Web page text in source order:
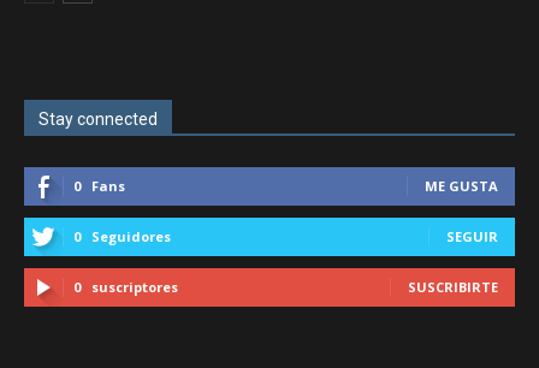
Stay connected
0 Fans ME GUSTA
0 Seguidores SEGUIR
0 suscriptores SUSCRIBIRTE